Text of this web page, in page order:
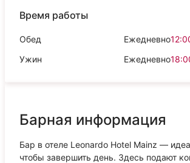
Время работы
Обед Ежедневно
Ужин
Ежедневно
Барная информация
Бар в отеле Leonardo Hotel Mainz —
чтобы завершить день. Здесь подают